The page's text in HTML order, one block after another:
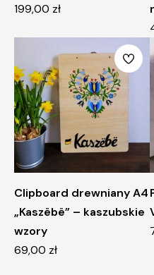
199,00 zł
Clipboard drewniany A4
„Kaszëbë” – kaszubskie
wzory
69,00 zł